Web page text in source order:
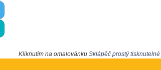
Kliknutím na omalovánku Sklápěč prostý tisknutelné